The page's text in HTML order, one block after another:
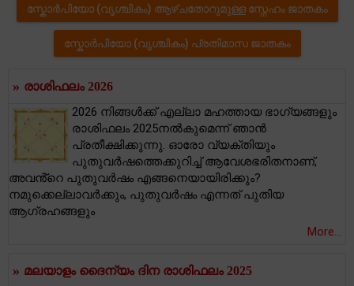
സ്കോര്‍പിയോ (വൃശ്ചികം) ആഴ്ചതോറുമുള്ള സ്നേഹം ജാതകം
സ്കോര്‍പിയോ (വൃശ്ചികം) പ്രതിമാസ ജാതകം
» രാശിഫലം 2026
2026 നിങ്ങൾക്ക് എല്ലാ മഹത്തായ ഭാഗ്യങ്ങളും
രാശിഫലം 2025നൽകുമെന്ന് ഞാൻ
പ്രതീക്ഷിക്കുന്നു. ഓരോ വ്യക്തിയും
പുതുവർഷത്തെക്കുറിച്ച് ആവേശഭരിതനാണ്,
അവൻ്റെ പുതുവർഷം എങ്ങനെയായിരിക്കും?
നമുക്കെല്ലാവർക്കും, പുതുവർഷം എന്നത് പുതിയ
ആഗ്രഹങ്ങളും
More...
» മലയാളം ദൈന്യം ദിന രാശിഫലം 2025